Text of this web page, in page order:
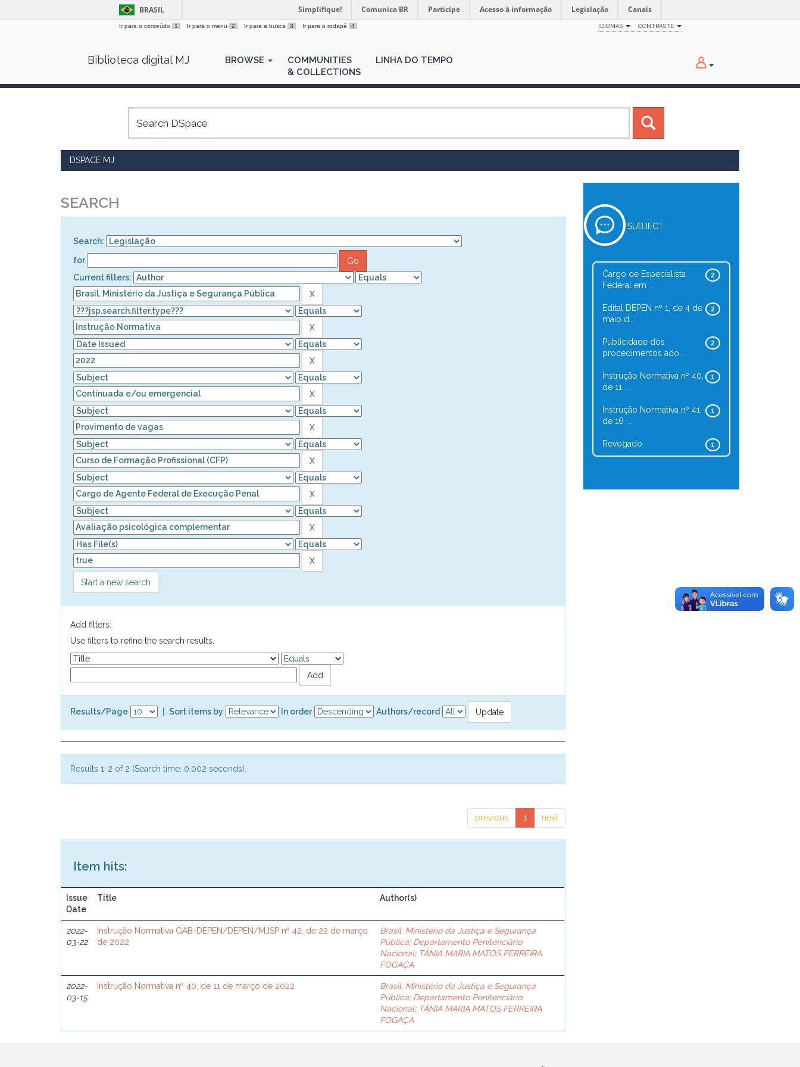
BRASIL Simplifique! Comunica BR Participe Acesso à informação Legislação Canais
Ir para o conteúdo 1 Ir para o menu 2 Ir para a busca 3 Ir para o rodapé 4 IDIOMAS CONTRASTE
Biblioteca digital MJ BROWSE
COMMUNITIES
& COLLECTIONS
LINHA DO TEMPO
DSPACE MJ
SEARCH
Search:
for
Current filters:
Start a new search
Add filters:
Use filters to refine the search results.
Results/Page Sort items by In order Authors/record
Results 1-2 of 2 (Search time: 0.002 seconds).
previous 1 next
Item hits:
Issue
Date
Title Author(s)
2022-
03-22
Instrução Normativa GAB-DEPEN/DEPEN/MJSP nº 42, de 22 de março
de 2022
Brasil. Ministério da Justiça e Segurança
Pública; Departamento Penitenciário
Nacional; TÂNIA MARIA MATOS FERREIRA
FOGAÇA
2022-
03-15
Instrução Normativa nº 40, de 11 de março de 2022
Brasil. Ministério da Justiça e Segurança
Pública; Departamento Penitenciário
Nacional; TÂNIA MARIA MATOS FERREIRA
FOGAÇA
SUBJECT
2
Cargo de Especialista
Federal em ...
2
Edital DEPEN nº 1, de 4 de
maio d...
2
Publicidade dos
procedimentos ado...
1
Instrução Normativa nº 40,
de 11 ...
1
Instrução Normativa nº 41,
de 16 ...
1
Revogado